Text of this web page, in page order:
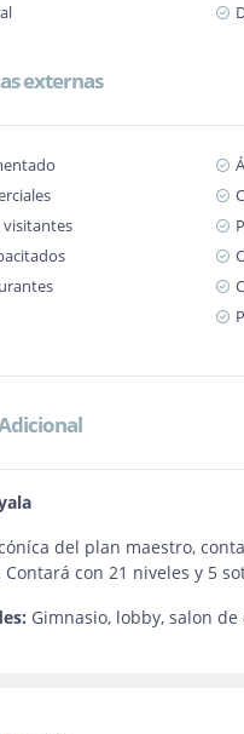
externas
visitantes
del plan maestro,
con 21 niveles y 5
Gimnasio, lobby, salon